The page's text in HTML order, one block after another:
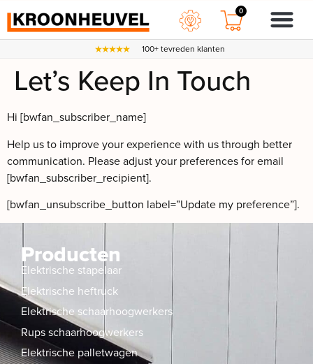
0
100+ tevreden klanten
Let’s Keep In Touch
Hi [bwfan_subscriber_name]
Help us to improve your experience with us through better
communication. Please adjust your preferences for email
[bwfan_subscriber_recipient].
[bwfan_unsubscribe_button label=”Update my preference”].
Producten
Elektrische stapelaar
Elektrische heftruck
Elektrische schaarhoogwerkers
Rups schaarhoogwerkers
Elektrische palletwagen